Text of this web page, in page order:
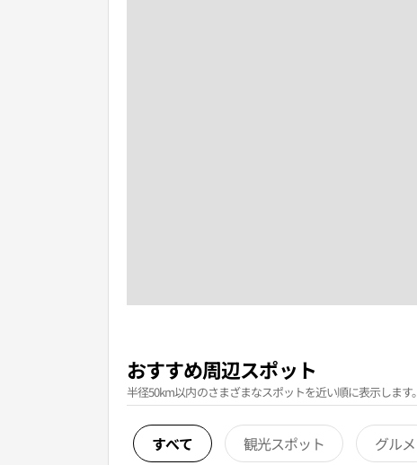
おすすめ周辺スポット
半径50km以内のさまざまなスポットを近い順に表示します。
すべて 観光スポット グルメ